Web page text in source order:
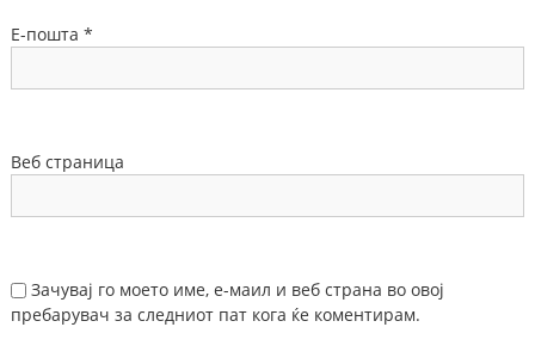
Е-пошта *
Веб страница
Зачувај го моето име, е-маил и веб страна во овој
пребарувач за следниот пат кога ќе коментирам.